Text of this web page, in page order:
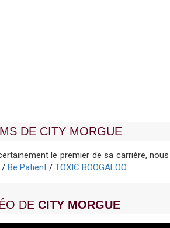
DE CITY MORGUE
le premier de sa carrière,
/ Be Patient / TOXIC BOOGALOO.
DE CITY MORGUE